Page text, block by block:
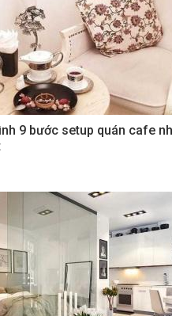
9 bước setup quán cafe